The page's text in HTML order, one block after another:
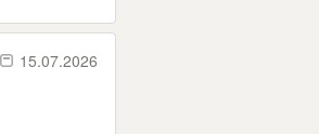
15.07.2026